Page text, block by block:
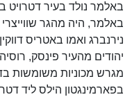
באלמר נולד בעיר דטרויט
באלמר, היה מהגר
נירנברג ואמו באטריס
יהודים מהעיר פינסק,
מגרש מכוניות משומשות
בפארמינגטון הילס ליד